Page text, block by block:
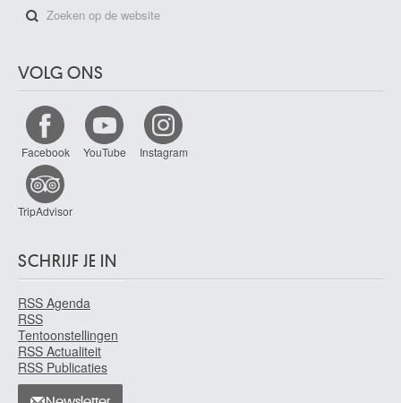
VOLG ONS
Facebook YouTube Instagram
TripAdvisor
SCHRIJF JE IN
RSS Agenda
RSS
Tentoonstellingen
RSS Actualiteit
RSS Publicaties